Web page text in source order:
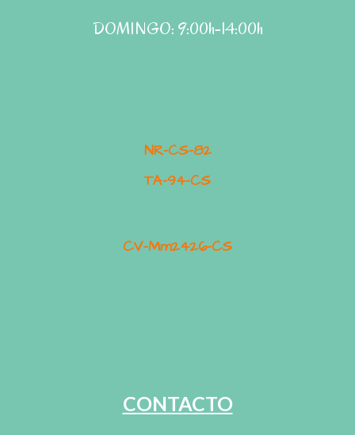
DOMINGO: 9:00h-14:00h
NR-CS-82
TA-94-CS
CV-Mm2426-CS
CONTACTO